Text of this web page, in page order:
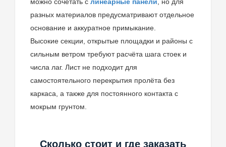
разных материалов предусматривают отдельное
основание и аккуратное примыкание.
Высокие секции, открытые площадки и районы с
сильным ветром требуют расчёта шага стоек и
числа лаг. Лист не подходит для
самостоятельного перекрытия пролёта без
каркаса, а также для постоянного контакта с
мокрым грунтом.
Сколько стоит и где заказать